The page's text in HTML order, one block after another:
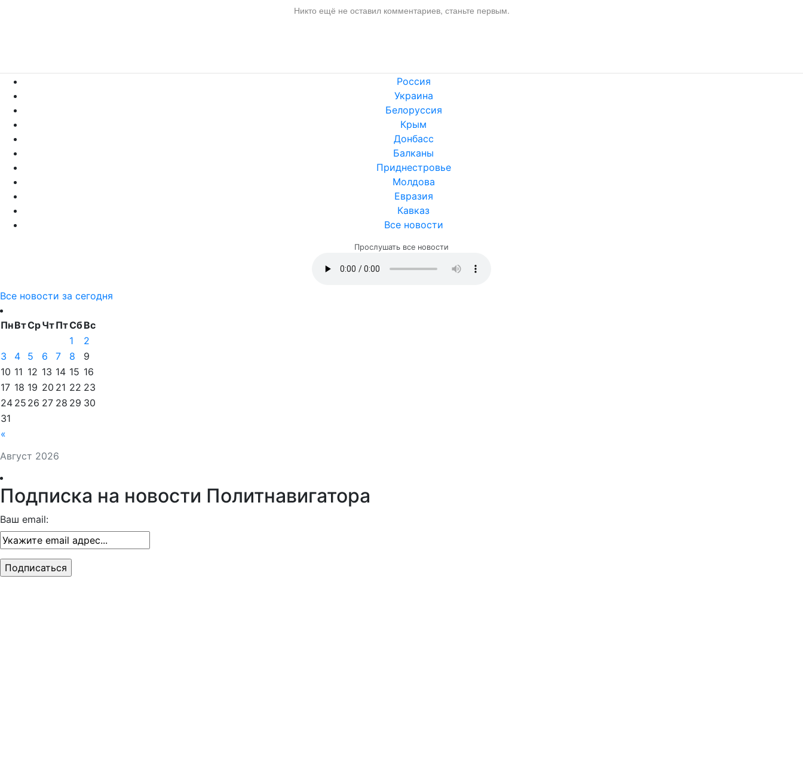
Никто ещё не оставил комментариев, станьте первым.
Россия
Украина
Белоруссия
Крым
Донбасс
Балканы
Приднестровье
Молдова
Евразия
Кавказ
Все новости
Прослушать все новости
Все новости за сегодня
Август 2026
ПнВтСрЧтПтСбВс
«
1
2
3
4 5 6 7 8
9
10 11 12 13 14 15 16
17 18 19 20 21 22 23
24 25 26 27 28 29 30
31
Подписка на новости Политнавигатора
Ваш email: